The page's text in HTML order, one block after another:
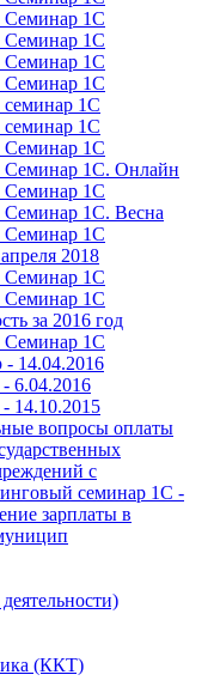
Семинар 1С
Семинар 1С
Семинар 1С
Семинар 1С
1С
1С
Семинар 1С
Семинар 1С. Онлайн
Семинар 1С
1С. Весна
Семинар 1С
2018
Семинар 1С
Семинар 1С
за 2016 год
Семинар 1С
14.04.2016
6.04.2016
14.10.2015
вопросы оплаты
с
семинар 1С -
зарплаты в
(ККТ)